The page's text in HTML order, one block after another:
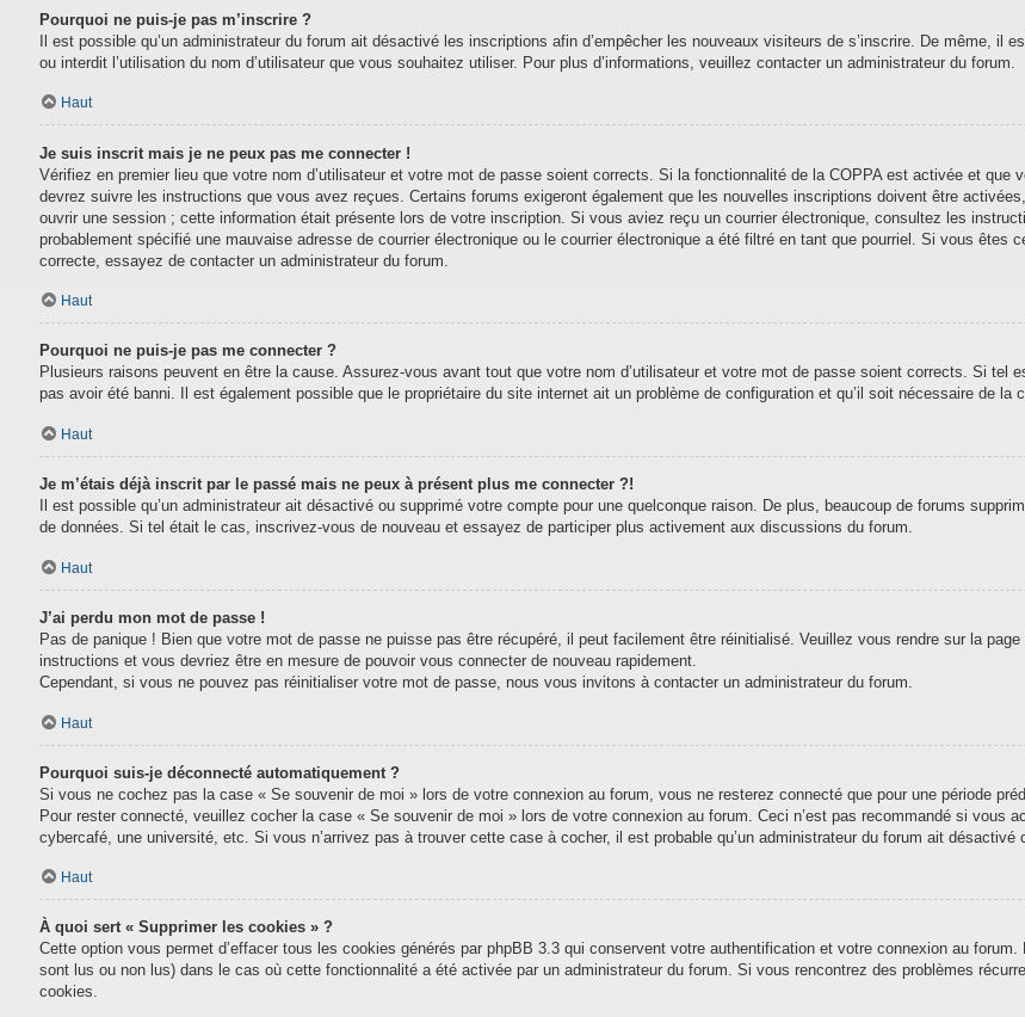
Pourquoi ne puis-je pas m’inscrire ?
Il est possible qu’un administrateur du forum ait désactivé les inscriptions afin d’empêcher les nouveaux visiteurs de s’inscrire. De même, il
ou interdit l’utilisation du nom d’utilisateur que vous souhaitez utiliser. Pour plus d’informations, veuillez contacter un administrateur du forum.
Haut
Je suis inscrit mais je ne peux pas me connecter !
Vérifiez en premier lieu que votre nom d’utilisateur et votre mot de passe soient corrects. Si la fonctionnalité de la COPPA est activée et que
devrez suivre les instructions que vous avez reçues. Certains forums exigeront également que les nouvelles inscriptions doivent être
ouvrir une session ; cette information était présente lors de votre inscription. Si vous aviez reçu un courrier électronique, consultez les
probablement spécifié une mauvaise adresse de courrier électronique ou le courrier électronique a été filtré en tant que pourriel. Si vous êtes
correcte, essayez de contacter un administrateur du forum.
Haut
Pourquoi ne puis-je pas me connecter ?
Plusieurs raisons peuvent en être la cause. Assurez-vous avant tout que votre nom d’utilisateur et votre mot de passe soient corrects. Si
pas avoir été banni. Il est également possible que le propriétaire du site internet ait un problème de configuration et qu’il soit nécessaire de la
Haut
Je m’étais déjà inscrit par le passé mais ne peux à présent plus me connecter ?!
Il est possible qu’un administrateur ait désactivé ou supprimé votre compte pour une quelconque raison. De plus, beaucoup de forums
de données. Si tel était le cas, inscrivez-vous de nouveau et essayez de participer plus activement aux discussions du forum.
Haut
J’ai perdu mon mot de passe !
Pas de panique ! Bien que votre mot de passe ne puisse pas être récupéré, il peut facilement être réinitialisé. Veuillez vous rendre sur la
instructions et vous devriez être en mesure de pouvoir vous connecter de nouveau rapidement.
Cependant, si vous ne pouvez pas réinitialiser votre mot de passe, nous vous invitons à contacter un administrateur du forum.
Haut
Pourquoi suis-je déconnecté automatiquement ?
Si vous ne cochez pas la case « Se souvenir de moi » lors de votre connexion au forum, vous ne resterez connecté que pour une période
Pour rester connecté, veuillez cocher la case « Se souvenir de moi » lors de votre connexion au forum. Ceci n’est pas recommandé si vous
cybercafé, une université, etc. Si vous n’arrivez pas à trouver cette case à cocher, il est probable qu’un administrateur du forum ait désactivé
Haut
À quoi sert « Supprimer les cookies » ?
Cette option vous permet d’effacer tous les cookies générés par phpBB 3.3 qui conservent votre authentification et votre connexion au
sont lus ou non lus) dans le cas où cette fonctionnalité a été activée par un administrateur du forum. Si vous rencontrez des problèmes
cookies.